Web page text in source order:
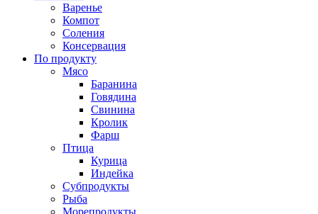
Варенье
Компот
Соления
Консервация
По продукту
Мясо
Баранина
Говядина
Свинина
Кролик
Фарш
Птица
Курица
Индейка
Субпродукты
Рыба
Морепродукты